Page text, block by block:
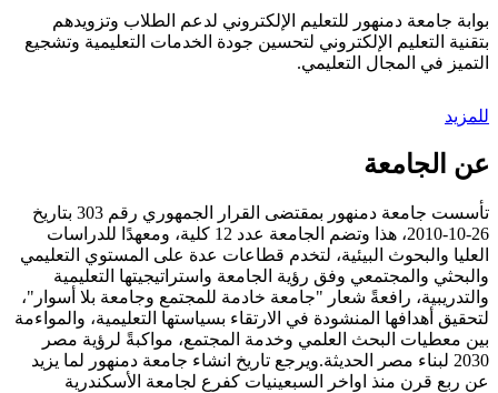
بوابة جامعة دمنهور للتعليم الإلكتروني لدعم الطلاب وتزويدهم
بتقنية التعليم الإلكتروني لتحسين جودة الخدمات التعليمية وتشجيع
التميز في المجال التعليمي.
للمزيد
عن الجامعة
تأسست جامعة دمنهور بمقتضى القرار الجمهوري رقم 303 بتاريخ
26-10-2010، هذا وتضم الجامعة عدد 12 كلية، ومعهدًا للدراسات
العليا والبحوث البيئية، لتخدم قطاعات عدة على المستوي التعليمي
والبحثي والمجتمعي وفق رؤية الجامعة واستراتيجيتها التعليمية
والتدريبية، رافعةً شعار "جامعة خادمة للمجتمع وجامعة بلا أسوار"،
لتحقيق أهدافها المنشودة في الارتقاء بسياستها التعليمية، والمواءمة
بين معطيات البحث العلمي وخدمة المجتمع، مواكبةً لرؤية مصر
2030 لبناء مصر الحديثة.ويرجع تاريخ انشاء جامعة دمنهور لما يزيد
عن ربع قرن منذ اواخر السبعينيات كفرع لجامعة الأسكندرية